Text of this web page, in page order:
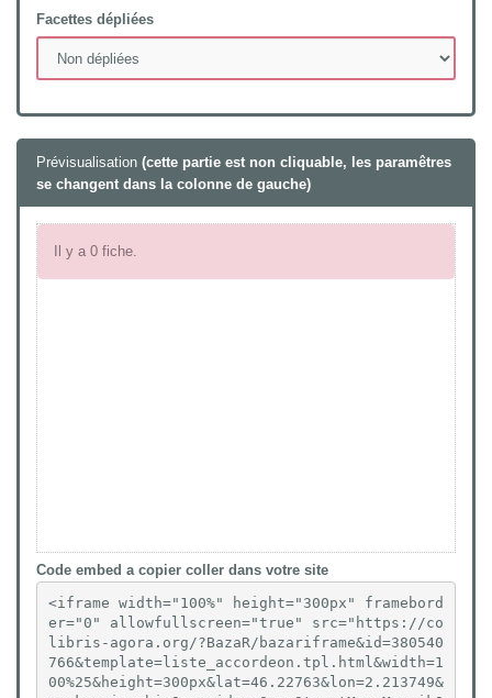
Facettes dépliées
Prévisualisation (cette partie est non cliquable, les paramêtres
se changent dans la colonne de gauche)
Code embed a copier coller dans votre site
<iframe width="100%" height="300px" framebord
er="0" allowfullscreen="true" src="https://co
libris-agora.org/?BazaR/bazariframe&id=380540
766&template=liste_accordeon.tpl.html&width=1
00%25&height=300px&lat=46.22763&lon=2.213749&